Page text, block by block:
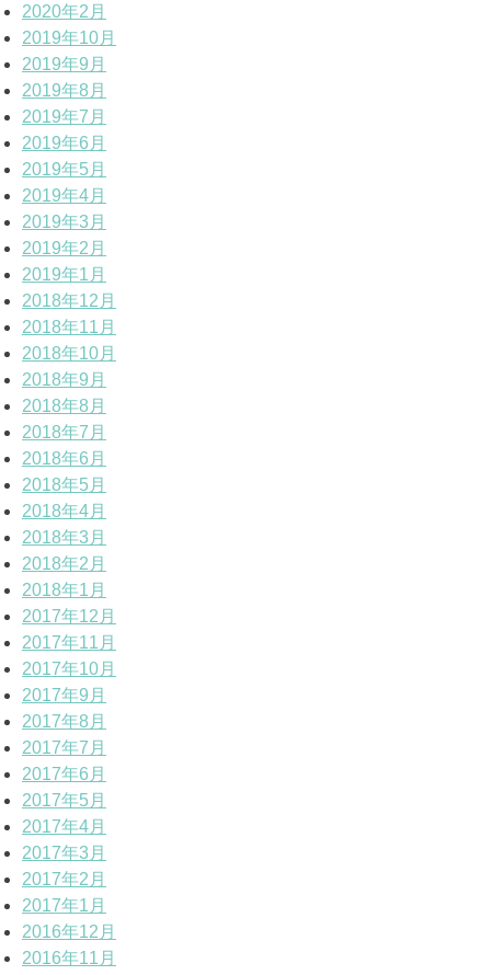
2020年2月
2019年10月
2019年9月
2019年8月
2019年7月
2019年6月
2019年5月
2019年4月
2019年3月
2019年2月
2019年1月
2018年12月
2018年11月
2018年10月
2018年9月
2018年8月
2018年7月
2018年6月
2018年5月
2018年4月
2018年3月
2018年2月
2018年1月
2017年12月
2017年11月
2017年10月
2017年9月
2017年8月
2017年7月
2017年6月
2017年5月
2017年4月
2017年3月
2017年2月
2017年1月
2016年12月
2016年11月